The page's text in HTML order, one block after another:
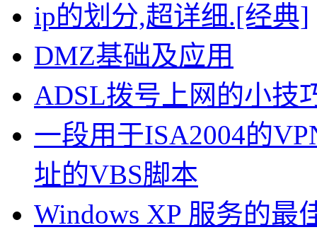
ip的划分,超详细.[经典]
DMZ基础及应用
ADSL拨号上网的小技
一段用于ISA2004的
址的VBS脚本
Windows XP 服务的最